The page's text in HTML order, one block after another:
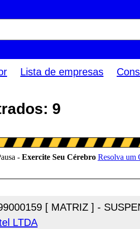
Lista de empresas
9
[ MATRIZ ] -
LTDA